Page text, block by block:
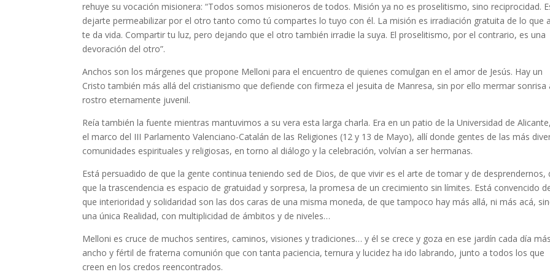
rehuye su vocación misionera: “Todos somos misioneros de todos. Misión ya no es proselitismo, sino reciprocidad.
dejarte permeabilizar por el otro tanto como tú compartes lo tuyo con él. La misión es irradiación gratuita de lo que
te da vida. Compartir tu luz, pero dejando que el otro también irradie la suya. El proselitismo, por el contrario, es una
devoración del otro”.
Anchos son los márgenes que propone Melloni para el encuentro de quienes comulgan en el amor de Jesús. Hay un
Cristo también más allá del cristianismo que defiende con firmeza el jesuita de Manresa, sin por ello mermar sonrisa
rostro eternamente juvenil.
Reía también la fuente mientras mantuvimos a su vera esta larga charla. Era en un patio de la Universidad de
el marco del III Parlamento Valenciano-Catalán de las Religiones (12 y 13 de Mayo), allí donde gentes de las más
comunidades espirituales y religiosas, en torno al diálogo y la celebración, volvían a ser hermanas.
Está persuadido de que la gente continua teniendo sed de Dios, de que vivir es el arte de tomar y de desprendernos,
que la trascendencia es espacio de gratuidad y sorpresa, la promesa de un crecimiento sin límites. Está convencido
que interioridad y solidaridad son las dos caras de una misma moneda, de que tampoco hay más allá, ni más acá,
una única Realidad, con multiplicidad de ámbitos y de niveles…
Melloni es cruce de muchos sentires, caminos, visiones y tradiciones… y él se crece y goza en ese jardín cada día más
ancho y fértil de fraterna comunión que con tanta paciencia, ternura y lucidez ha ido labrando, junto a todos los que
creen en los credos reencontrados.